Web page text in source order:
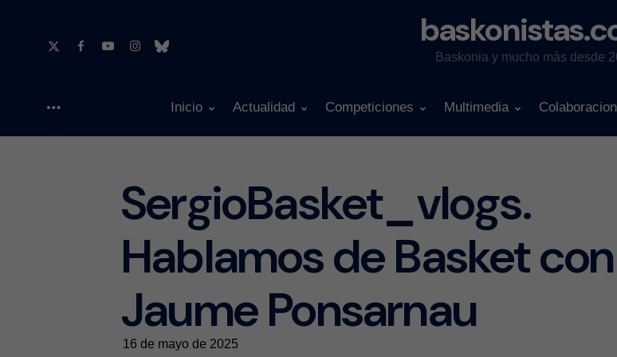
Baskonia y mucho más desde
Inicio Actualidad Competiciones Multimedia
SergioBasket_vlogs.
Hablamos de Basket con
Jaume Ponsarnau
16 de mayo de 2025